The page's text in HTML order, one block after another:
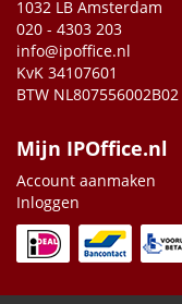
1032 LB Amsterdam
020 - 4303 203
info@ipoffice.nl
KvK 34107601
BTW NL807556002B02
Mijn IPOffice.nl
Account aanmaken
Inloggen